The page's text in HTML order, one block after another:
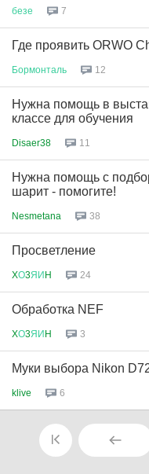
безе 7
Где проявить ORWO
Бормонталь 12
Нужна помощь в
классе для обучения
Disaer38 11
Нужна помощь с
шарит - помогите!
Nesmetana 38
Просветление
XО3ЯИH 24
Обработка NEF
XО3ЯИH 3
Муки выбора Nikon
klive 6